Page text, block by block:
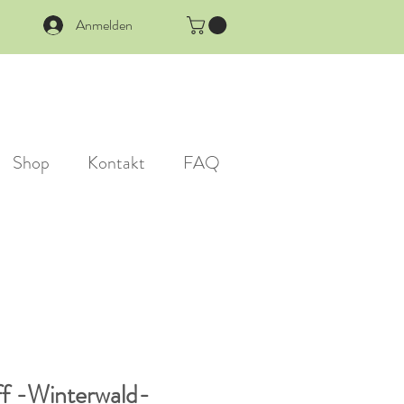
Anmelden
Shop Kontakt FAQ
-Winterwald-